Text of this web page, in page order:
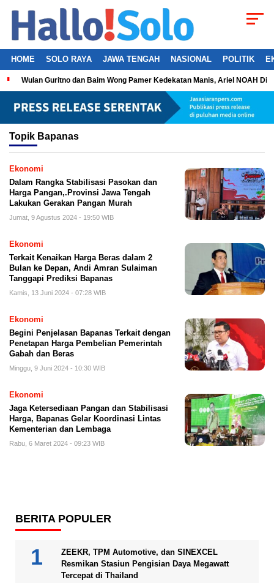
HOME SOLO RAYA JAWA TENGAH NASIONAL POLITIK
Wulan Guritno dan Baim Wong Pamer Kedekatan Manis, Ariel NOAH
Topik Bapanas
Ekonomi
Dalam Rangka Stabilisasi Pasokan dan
Harga Pangan,.Provinsi Jawa Tengah
Lakukan Gerakan Pangan Murah
Jumat, 9 Agustus 2024 - 19:50 WIB
Ekonomi
Terkait Kenaikan Harga Beras dalam 2
Bulan ke Depan, Andi Amran Sulaiman
Tanggapi Prediksi Bapanas
Kamis, 13 Juni 2024 - 07:28 WIB
Ekonomi
Begini Penjelasan Bapanas Terkait dengan
Penetapan Harga Pembelian Pemerintah
Gabah dan Beras
Minggu, 9 Juni 2024 - 10:30 WIB
Ekonomi
Jaga Ketersediaan Pangan dan Stabilisasi
Harga, Bapanas Gelar Koordinasi Lintas
Kementerian dan Lembaga
Rabu, 6 Maret 2024 - 09:23 WIB
BERITA POPULER
ZEEKR, TPM Automotive, dan SINEXCEL
Resmikan Stasiun Pengisian Daya Megawatt
Tercepat di Thailand